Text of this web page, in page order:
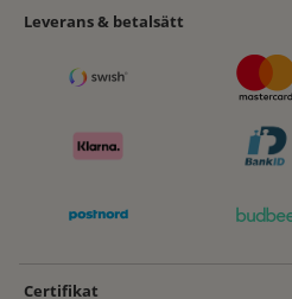
Leverans & betalsätt
Certifikat